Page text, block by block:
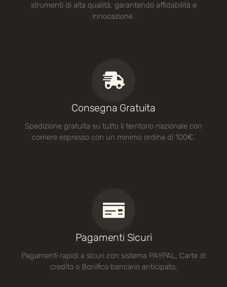
strumenti di alta qualità, garantendo affidabilità e
innocazione.
Consegna Gratuita
Spedizione gratuita su tutto il territorio nazionale con
corriere espresso con un minimo ordine di 100€.
Pagamenti Sicuri
Pagamenti rapidi e sicuri con sistema PAYPAL, Carte di
credito o Bonifico bancario anticipato.